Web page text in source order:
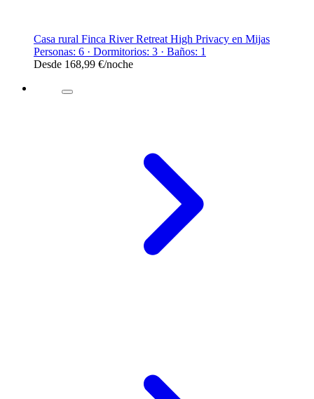
Casa rural Finca River Retreat High Privacy en Mijas
Personas: 6 · Dormitorios: 3 · Baños: 1
Desde 168,99 €/noche